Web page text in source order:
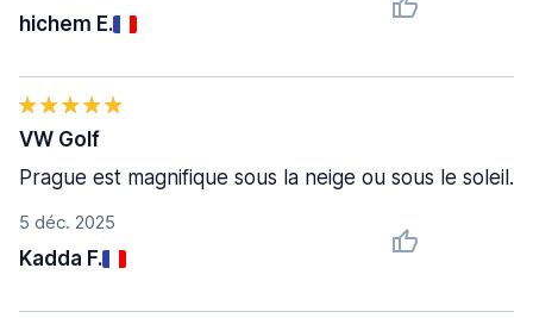
hichem E.
5 déc. 2025
Kadda F.
VW Golf
Prague est magnifique sous la neige ou sous le soleil.